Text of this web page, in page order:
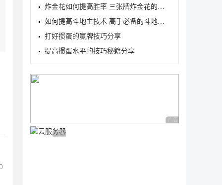
炸金花如何提高胜率 三张牌炸金花的必胜口诀一览
如何提高斗地主技术 高手必备的斗地主技巧大全
打好掼蛋的赢牌技巧分享
提高掼蛋水平的技巧秘籍分享
广告 商业广告，理性
广告 商业广告，理性选择